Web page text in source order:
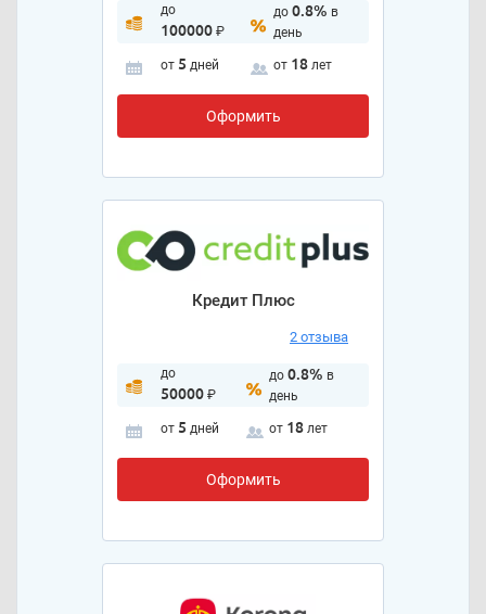
до
100000₽
до 0.8% в
день
от 5 дней от 18 лет
Оформить
Кредит Плюс
2 отзыва
до
50000₽
до 0.8% в
день
от 5 дней от 18 лет
Оформить